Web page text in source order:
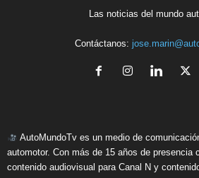
Las noticias del mundo
Contáctanos:
AutoMundoTv es un medio de
automotor. Con más de 15 años de presencia
contenido audiovisual para Canal N y